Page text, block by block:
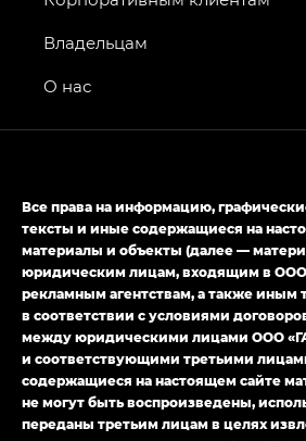
GS4 — Джи Эс 4 (GS4) в
привод — GB AWD, Джи Эль
LOUNGE
Empow — Эмпау (Empow) в
Джи Эс — GS, Джи Эль с
в спортивном стиле — GL(S-
Владельцам
О нас
Все права на информацию,
тексты и иные содержащиеся на
материалы и объекты (далее —
юридическим лицам, входящим в
рекламным агентствам, а также иным
в соответствии с условиями
между юридическими лицами ООО
и соответствующими третьими
содержащиеся на настоящем сайте
не могут быть воспроизведены,
переданы третьим лицам в целях